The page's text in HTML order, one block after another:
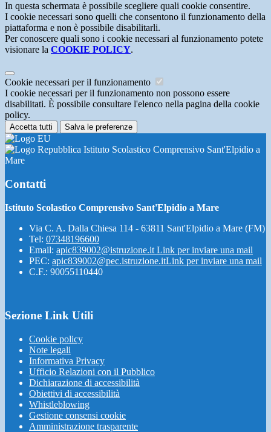
In questa schermata è possibile scegliere quali cookie consentire.
I cookie necessari sono quelli che consentono il funzionamento della
piattaforma e non è possibile disabilitarli.
Per conoscere quali sono i cookie necessari al funzionamento potete
visionare la COOKIE POLICY.
Cookie necessari per il funzionamento
I cookie necessari per il funzionamento non possono essere
disabilitati. È possibile consultare l'elenco nella pagina della cookie
policy.
Accetta tutti Salva le preferenze
Istituto Scolastico Comprensivo Sant'Elpidio a
Mare
Contatti
Istituto Scolastico Comprensivo Sant'Elpidio a Mare
Via C. A. Dalla Chiesa 114 - 63811 Sant'Elpidio a Mare (FM)
Tel: 07348196600
Email: apic839002@istruzione.it Link per inviare una mail
PEC: apic839002@pec.istruzione.itLink per inviare una mail
C.F.: 90055110440
Sezione Link Utili
Cookie policy
Note legali
Informativa Privacy
Ufficio Relazioni con il Pubblico
Dichiarazione di accessibilità
Obiettivi di accessibilità
Whistleblowing
Gestione consensi cookie
Amministrazione trasparente